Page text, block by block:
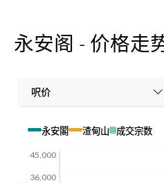
永安阁 - 价格走
呎价
永安閣 渣甸山 成交宗数
45,000
36,000